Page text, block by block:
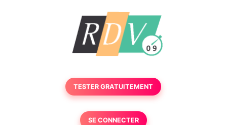
TESTER GRATUITEMENT
SE CONNECTER